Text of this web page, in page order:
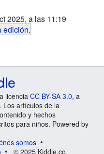
2025, a las 11:19
edición.
licencia CC BY-SA 3.0, a
Los artículos de la
y hechos
para niños. Powered by
somos
© 2025 Kiddle.co